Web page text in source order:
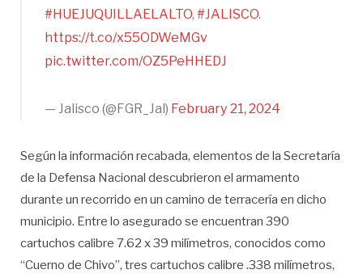
#HUEJUQUILLAELALTO, #JALISCO.
https://t.co/x55ODWeMGv
pic.twitter.com/OZ5PeHHEDJ
— Jalisco (@FGR_Jal) February 21, 2024
Según la información recabada, elementos de la Secretaría
de la Defensa Nacional descubrieron el armamento
durante un recorrido en un camino de terracería en dicho
municipio. Entre lo asegurado se encuentran 390
cartuchos calibre 7.62 x 39 milímetros, conocidos como
“Cuerno de Chivo”, tres cartuchos calibre .338 milímetros,